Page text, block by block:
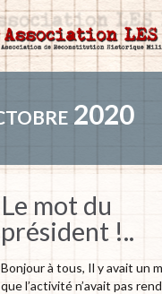
2020
Le mot du
président !..
Bonjour à tous, Il y avait un
que l’activité n’avait pas